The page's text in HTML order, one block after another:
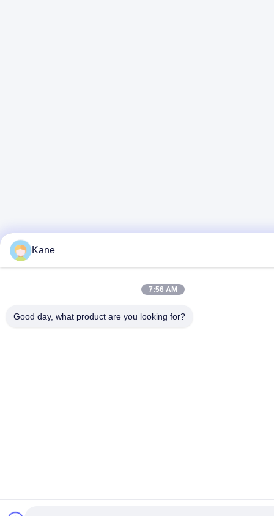
Kane
7:56 AM
Good day, what product are you looking for?